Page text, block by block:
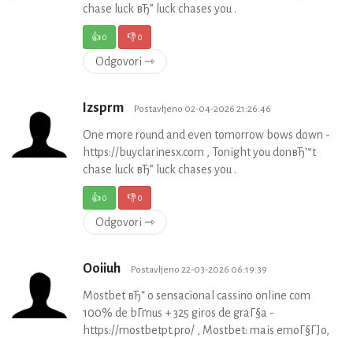
chase luck вЂ” luck chases you .
👍0 👎0
Odgovori ⇾
Izsprm Postavljeno 02-04-2026 21:26:46
One more round and even tomorrow bows down -
https://buyclarinesx.com , Tonight you donвЂ™t
chase luck вЂ” luck chases you .
👍0 👎0
Odgovori ⇾
Ooiiuh Postavljeno 22-03-2026 06:19:39
Mostbet вЂ“ o sensacional cassino online com
100% de bГґnus + 325 giros de graГ§a -
https://mostbetpt.pro/ , Mostbet: mais emoГ§ГЈo,